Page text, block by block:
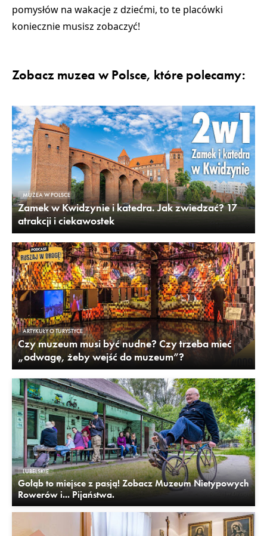
pomysłów na wakacje z dziećmi, to te placówki
koniecznie musisz zobaczyć!
Zobacz muzea w Polsce, które polecamy:
MUZEA W POLSCE
Zamek w Kwidzynie i katedra. Jak zwiedzać? 17
atrakcji i ciekawostek
ARTYKUŁY O TURYSTYCE
Czy muzeum musi być nudne? Czy trzeba mieć
„odwagę, żeby wejść do muzeum”?
LUBELSKIE
Gołąb to miejsce z pasją! Zobacz Muzeum Nietypowych
Rowerów i... Pijaństwa.